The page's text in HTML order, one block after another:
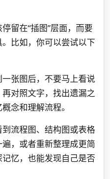
留在“插图”层面，而要
比如，你可以尝试以下
张图后，不要马上看说
对照文字，找出遗漏之
念和理解流程。
流程图、结构图或表格
，或者重新整理成更简
忆，也能发现自己是否